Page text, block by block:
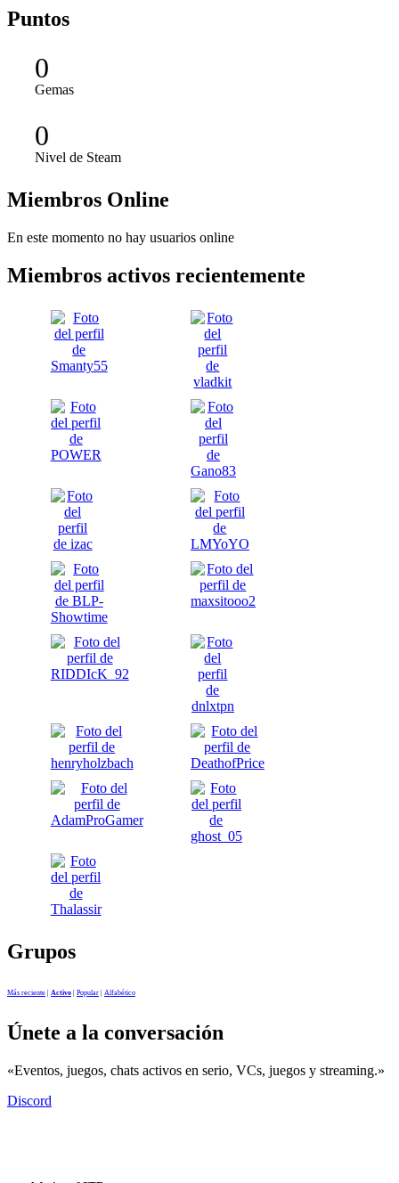
Puntos
0
Gemas
0
Nivel de Steam
Miembros Online
En este momento no hay usuarios online
Miembros activos recientemente
Grupos
Más reciente | Activo | Popular | Alfabético
Únete a la conversación
«Eventos, juegos, chats activos en serio, VCs, juegos y streaming.»
Discord